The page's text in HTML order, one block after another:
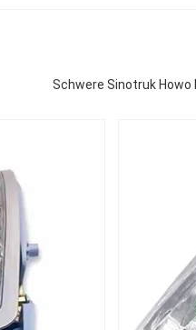
Schwere Sinotruk Howo